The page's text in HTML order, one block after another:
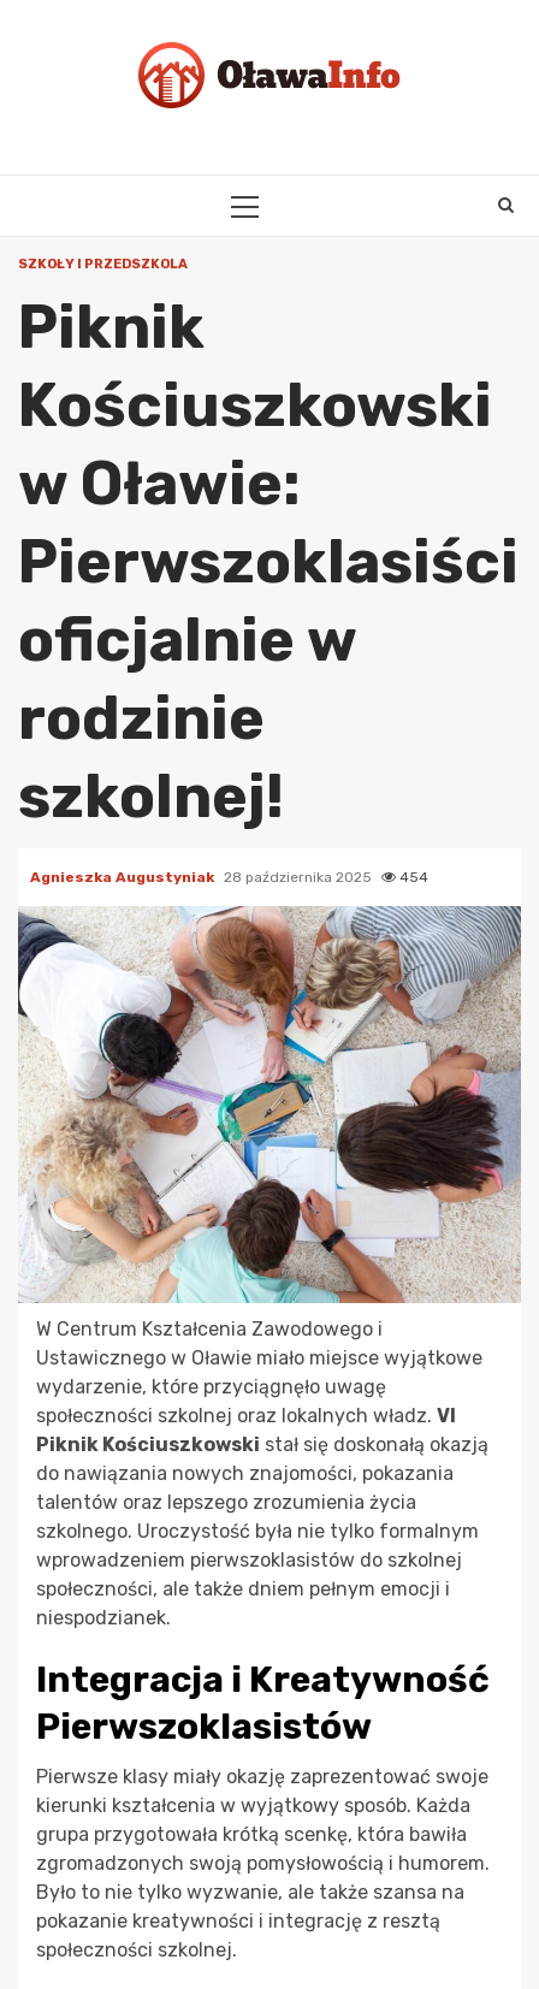
PRIMARY
SZKOŁY I PRZEDSZKOLA
Piknik
Kościuszkowski
w Oławie:
Pierwszoklasiści
oficjalnie w
rodzinie
szkolnej!
Agnieszka Augustyniak 28 października 2025 454
W Centrum Kształcenia Zawodowego i
Ustawicznego w Oławie miało miejsce wyjątkowe
wydarzenie, które przyciągnęło uwagę
społeczności szkolnej oraz lokalnych władz. VI
Piknik Kościuszkowski stał się doskonałą okazją
do nawiązania nowych znajomości, pokazania
talentów oraz lepszego zrozumienia życia
szkolnego. Uroczystość była nie tylko formalnym
wprowadzeniem pierwszoklasistów do szkolnej
społeczności, ale także dniem pełnym emocji i
niespodzianek.
Integracja i Kreatywność
Pierwszoklasistów
Pierwsze klasy miały okazję zaprezentować swoje
kierunki kształcenia w wyjątkowy sposób. Każda
grupa przygotowała krótką scenkę, która bawiła
zgromadzonych swoją pomysłowością i humorem.
Było to nie tylko wyzwanie, ale także szansa na
pokazanie kreatywności i integrację z resztą
społeczności szkolnej.